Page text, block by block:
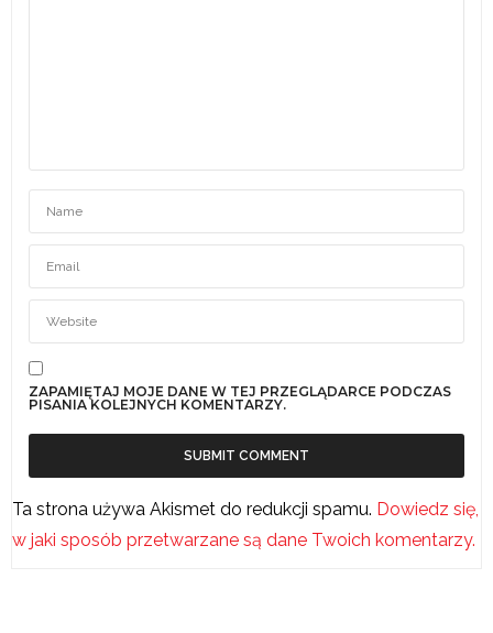
ZAPAMIĘTAJ MOJE DANE W TEJ PRZEGLĄDARCE PODCZAS
PISANIA KOLEJNYCH KOMENTARZY.
Ta strona używa Akismet do redukcji spamu. Dowiedz się,
w jaki sposób przetwarzane są dane Twoich komentarzy.